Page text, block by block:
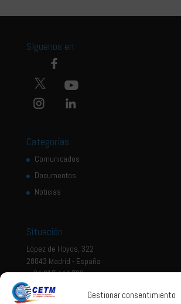
Gestionar consentimiento
Síguenos en:
Categorías
Comunicados
Documentos
Noticias
Situación
López de Hoyos, 322
28043 Madrid - España
+ 34 917 444 700